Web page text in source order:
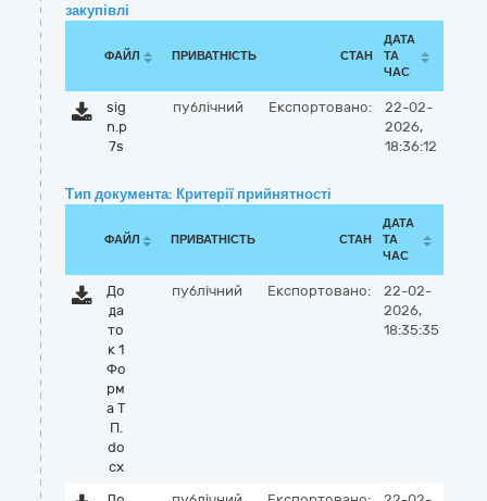
закупівлі
ФАЙЛ ПРИВАТНІСТЬ СТАН
ДАТА
ТА
ЧАС
sig
n.p
7s
публічний Експортовано:
22-02-
2026,
18:36:12
Тип документа: Критерії прийнятності
ФАЙЛ ПРИВАТНІСТЬ СТАН
ДАТА
ТА
ЧАС
До
да
то
к 1
Фо
рм
а Т
П.
do
cx
публічний Експортовано:
22-02-
2026,
18:35:35